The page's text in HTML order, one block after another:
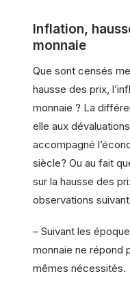
Inflation,
monnaie
Que sont censés
hausse des prix,
monnaie ? La
elle aux
accompagné
siècle? Ou au fait
sur la hausse des
observations
– Suivant les
monnaie ne répond
mêmes nécessités.